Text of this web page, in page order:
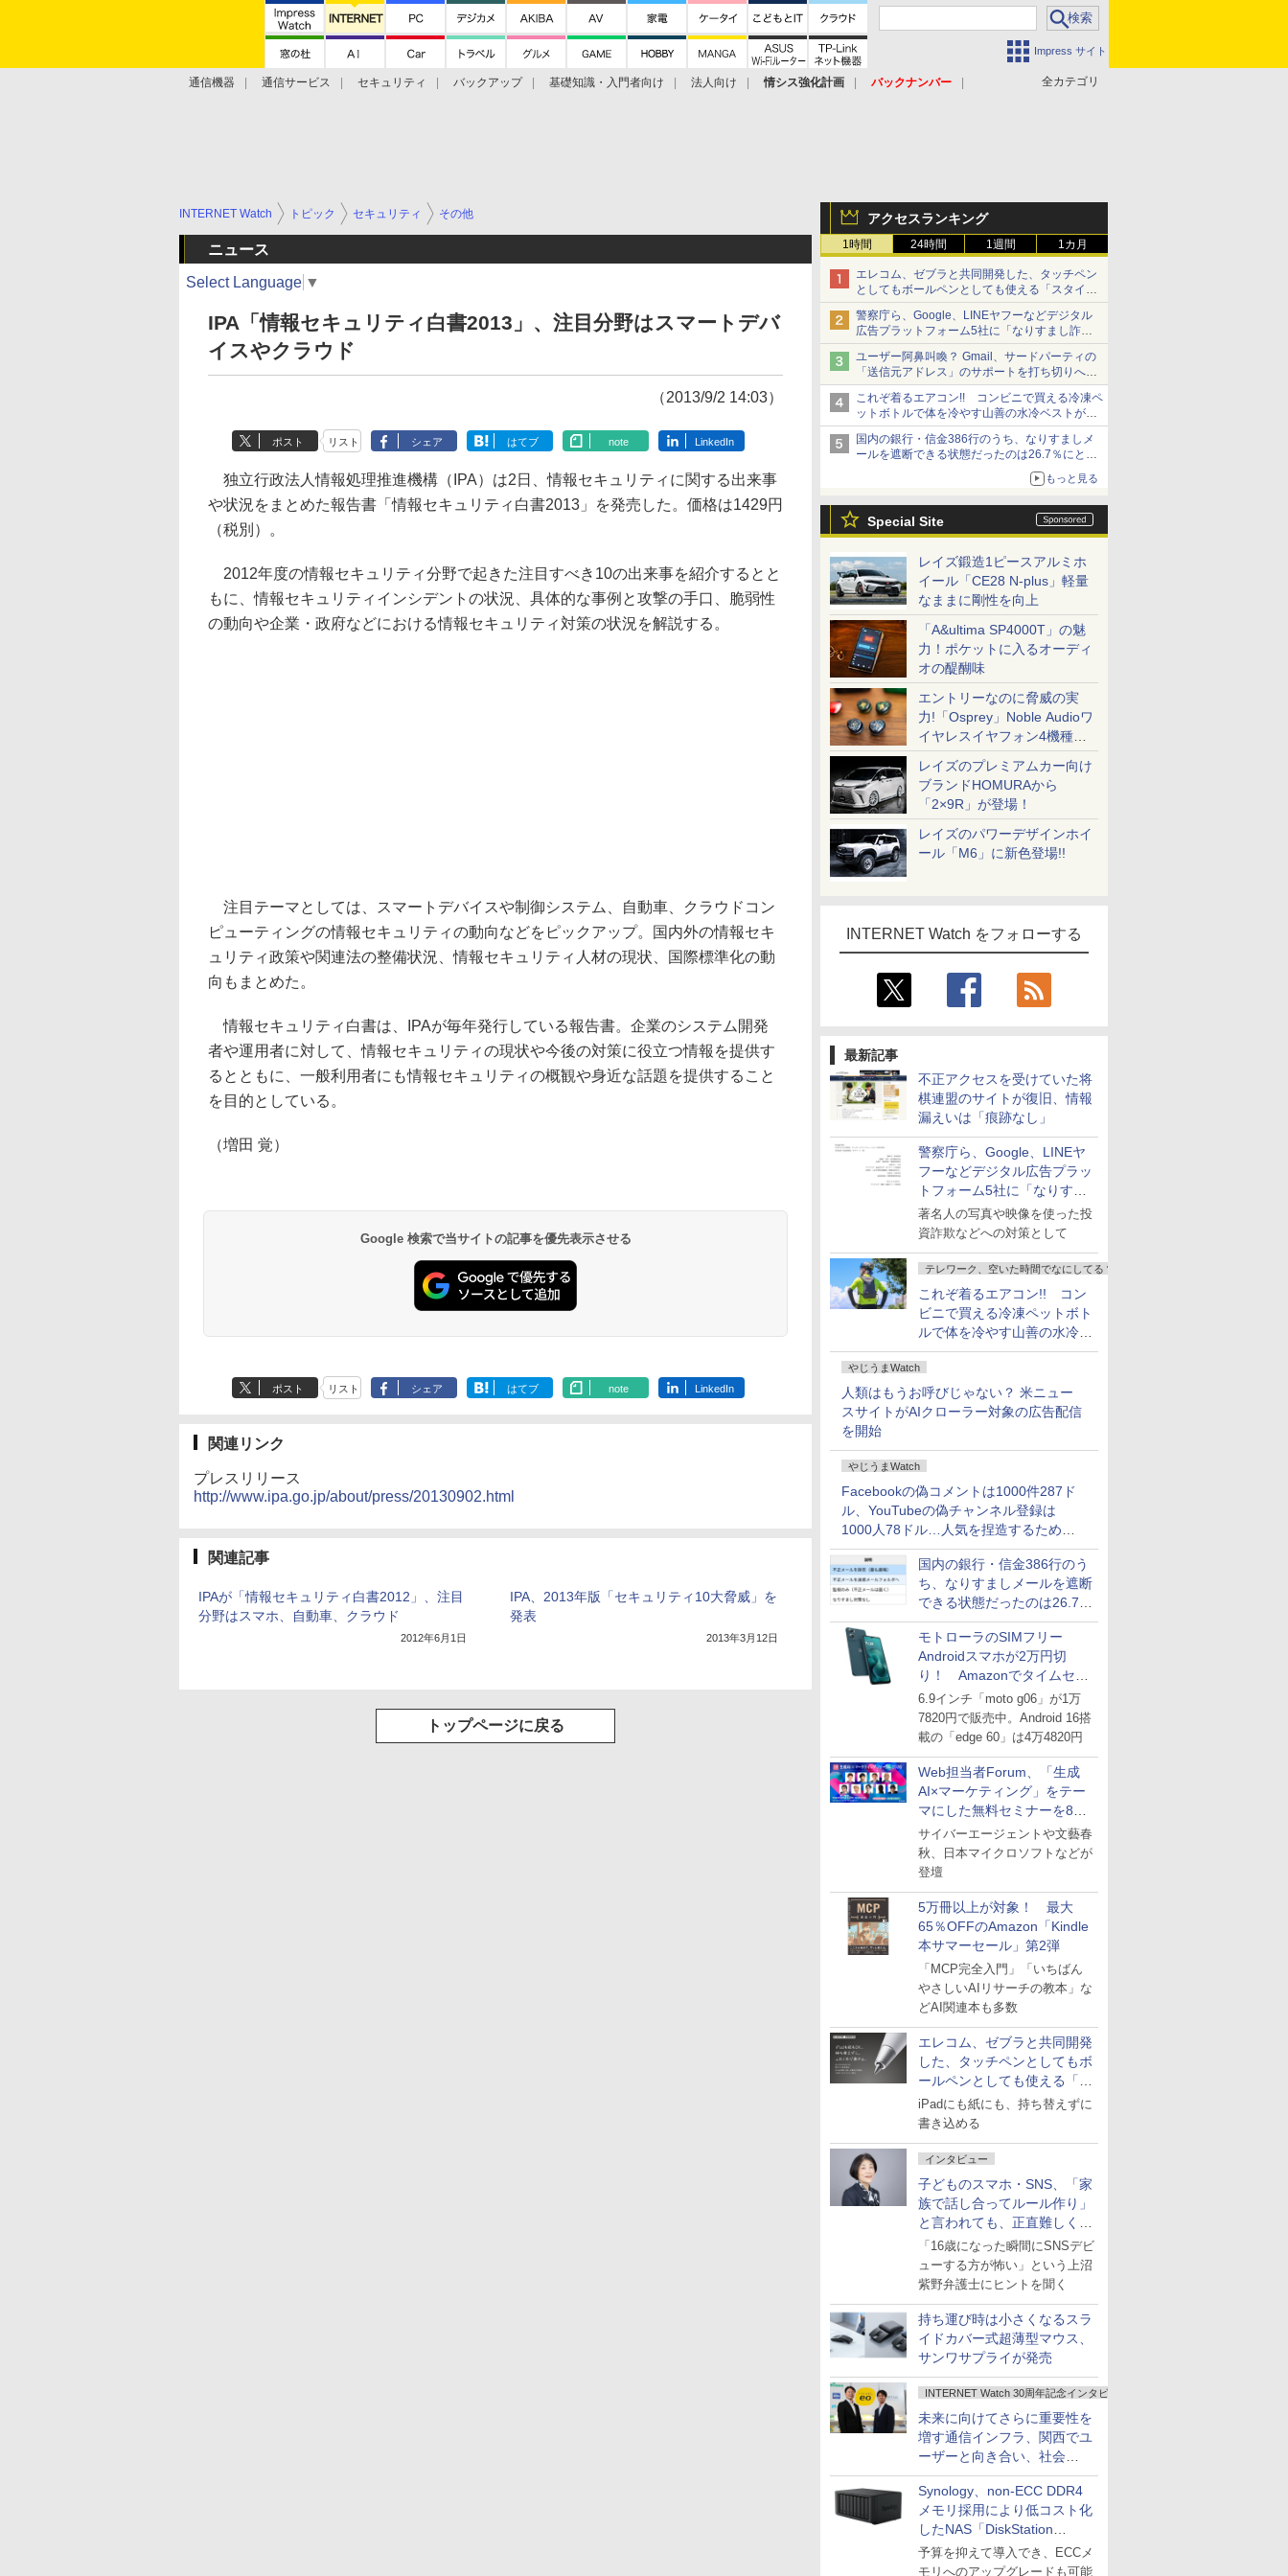
Impress サイト
全カテゴリ
通信機器 通信サービス セキュリティ バックアップ 基礎知識・入門者向け 法人向け 情シス強化計画
バックナンバー
アクセスランキング
1時間 24時間 1週間 1カ月
エレコム、ゼブラと共同開発した、タッチペン
としてもボールペンとしても使える「スタイラ
スツーウェイ」発売 iPadにも紙にも、持ち替
えずに書き込める
警察庁ら、Google、LINEヤフーなどデジタル
広告プラットフォーム5社に「なりすまし詐欺
広告」対策強化を要請 著名人の写真や映像を
使った投資詐欺などへの対策として
ユーザー阿鼻叫喚？ Gmail、サードパーティの
「送信元アドレス」のサポートを打ち切りへ
【やじうまWatch】
これぞ着るエアコン!! コンビニで買える冷凍ペ
ットボトルで体を冷やす山善の水冷ベストがロ
ードバイクにちょうどいい【ぼっち・ざ・ろー
ど！その14】【空いた時間でなにしてる？】
国内の銀行・信金386行のうち、なりすましメ
ールを遮断できる状態だったのは26.7％にとど
まる～GMOブランドセキュリティ調査
もっと見る
Special Site
レイズ鍛造1ピースアルミホ
イール「CE28 N-plus」軽量
なままに剛性を向上
「A&ultima SP4000T」の魅
力！ポケットに入るオーディ
オの醍醐味
エントリーなのに脅威の実
力!「Osprey」Noble Audioワ
イヤレスイヤフォン4機種を
一気に聴く
レイズのプレミアムカー向け
ブランドHOMURAから
「2×9R」が登場！
レイズのパワーデザインホイ
ール「M6」に新色登場!!
INTERNET Watch をフォローする
最新記事
不正アクセスを受けていた将
棋連盟のサイトが復旧、情報
漏えいは「痕跡なし」
警察庁ら、Google、LINEヤ
フーなどデジタル広告プラッ
トフォーム5社に「なりすま
し詐欺広告」対策強化を要請
著名人の写真や映像を使った投
資詐欺などへの対策として
テレワーク、空いた時間でなにしてる？
これぞ着るエアコン!! コン
ビニで買える冷凍ペットボト
ルで体を冷やす山善の水冷ベ
ストがロードバイクにちょう
どいい【ぼっち・ざ・ろー
ど！その14】
やじうまWatch
人類はもうお呼びじゃない？ 米ニュー
スサイトがAIクローラー対象の広告配信
を開始
やじうまWatch
Facebookの偽コメントは1000件287ド
ル、YouTubeの偽チャンネル登録は
1000人78ドル…人気を捏造するための
価格リストが公開中
国内の銀行・信金386行のう
ち、なりすましメールを遮断
できる状態だったのは26.7％
にとどまる～GMOブランド
セキュリティ調査
モトローラのSIMフリー
Androidスマホが2万円切
り！ Amazonでタイムセー
ル
6.9インチ「moto g06」が1万
7820円で販売中。Android 16搭
載の「edge 60」は4万4820円
Web担当者Forum、「生成
AI×マーケティング」をテー
マにした無料セミナーを8月
27日にオンライン開催
サイバーエージェントや文藝春
秋、日本マイクロソフトなどが
登壇
5万冊以上が対象！ 最大
65％OFFのAmazon「Kindle
本サマーセール」第2弾
「MCP完全入門」「いちばん
やさしいAIリサーチの教本」な
どAI関連本も多数
エレコム、ゼブラと共同開発
した、タッチペンとしてもボ
ールペンとしても使える「ス
タイラスツーウェイ」発売
iPadにも紙にも、持ち替えずに
書き込める
インタビュー
子どものスマホ・SNS、「家
族で話し合ってルール作り」
と言われても、正直難しくな
いですか？
「16歳になった瞬間にSNSデビ
ューする方が怖い」という上沼
紫野弁護士にヒントを聞く
持ち運び時は小さくなるスラ
イドカバー式超薄型マウス、
サンワサプライが発売
INTERNET Watch 30周年記念インタビュー
未来に向けてさらに重要性を
増す通信インフラ、関西でユ
ーザーと向き合い、社会
の“あたらしい”を起動し続け
る～オプテージ
Synology、non-ECC DDR4
メモリ採用により低コスト化
したNAS「DiskStation
neo+」シリーズ
予算を抑えて導入でき、ECCメ
モリへのアップグレードも可能
INTERNET Watch トピック セキュリティ その他
ニュース
Select Language ▼
IPA「情報セキュリティ白書2013」、注目分野はスマートデバ
イスやクラウド
（2013/9/2 14:03）
ポスト リスト シェア はてブ note LinkedIn
独立行政法人情報処理推進機構（IPA）は2日、情報セキュリティに関する出来事
や状況をまとめた報告書「情報セキュリティ白書2013」を発売した。価格は1429円
（税別）。
2012年度の情報セキュリティ分野で起きた注目すべき10の出来事を紹介するとと
もに、情報セキュリティインシデントの状況、具体的な事例と攻撃の手口、脆弱性
の動向や企業・政府などにおける情報セキュリティ対策の状況を解説する。
注目テーマとしては、スマートデバイスや制御システム、自動車、クラウドコン
ピューティングの情報セキュリティの動向などをピックアップ。国内外の情報セキ
ュリティ政策や関連法の整備状況、情報セキュリティ人材の現状、国際標準化の動
向もまとめた。
情報セキュリティ白書は、IPAが毎年発行している報告書。企業のシステム開発
者や運用者に対して、情報セキュリティの現状や今後の対策に役立つ情報を提供す
るとともに、一般利用者にも情報セキュリティの概観や身近な話題を提供すること
を目的としている。
（増田 覚）
Google 検索で当サイトの記事を優先表示させる
ポスト リスト シェア はてブ note LinkedIn
関連リンク
プレスリリース
http://www.ipa.go.jp/about/press/20130902.html
関連記事
IPAが「情報セキュリティ白書2012」、注目
分野はスマホ、自動車、クラウド
2012年6月1日
IPA、2013年版「セキュリティ10大脅威」を
発表
2013年3月12日
トップページに戻る